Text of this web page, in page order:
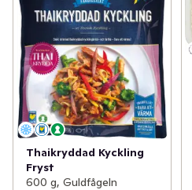
Thaikryddad Kyckling
Fryst
600 g, Guldfågeln